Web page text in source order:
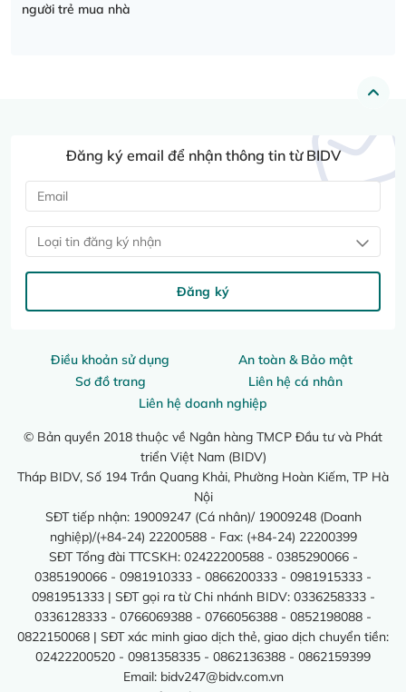
người trẻ mua nhà
Điều khoản sử dụng
An toàn & Bảo mật
Sơ đồ trang
Liên hệ cá nhân
Liên hệ doanh nghiệp
© Bản quyền 2018 thuộc về Ngân hàng TMCP Đầu tư và Phát
triển Việt Nam (BIDV)
Tháp BIDV, Số 194 Trần Quang Khải, Phường Hoàn Kiếm, TP Hà
Nội
SĐT tiếp nhận: 19009247 (Cá nhân)/ 19009248 (Doanh
nghiệp)/(+84-24) 22200588 - Fax: (+84-24) 22200399
SĐT Tổng đài TTCSKH: 02422200588 - 0385290066 -
0385190066 - 0981910333 - 0866200333 - 0981915333 -
0981951333 | SĐT gọi ra từ Chi nhánh BIDV: 0336258333 -
0336128333 - 0766069388 - 0766056388 - 0852198088 -
0822150068 | SĐT xác minh giao dịch thẻ, giao dịch chuyển tiền:
02422200520 - 0981358335 - 0862136388 - 0862159399
Email: bidv247@bidv.com.vn
Đăng ký email để nhận thông tin từ BIDV
Loại tin đăng ký nhận
Đăng ký